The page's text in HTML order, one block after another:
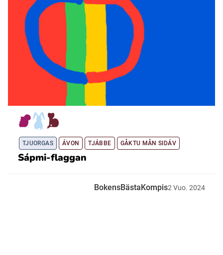
TJUORGAS ÁVON TJÁBBE GÅKTU MÅN SIDÁV
Sápmi-flaggan
BokensBästaKompis2 Vuo. 2024